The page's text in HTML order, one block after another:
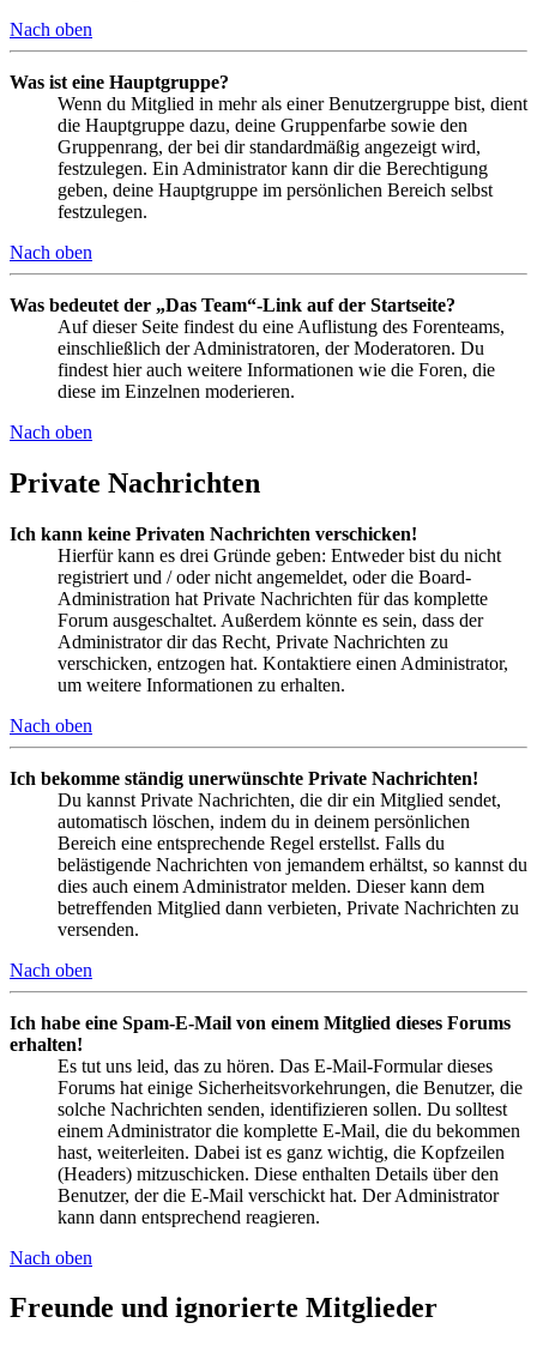
Nach oben
Was ist eine Hauptgruppe?
Wenn du Mitglied in mehr als einer Benutzergruppe bist, dient
die Hauptgruppe dazu, deine Gruppenfarbe sowie den
Gruppenrang, der bei dir standardmäßig angezeigt wird,
festzulegen. Ein Administrator kann dir die Berechtigung
geben, deine Hauptgruppe im persönlichen Bereich selbst
festzulegen.
Nach oben
Was bedeutet der „Das Team“-Link auf der Startseite?
Auf dieser Seite findest du eine Auflistung des Forenteams,
einschließlich der Administratoren, der Moderatoren. Du
findest hier auch weitere Informationen wie die Foren, die
diese im Einzelnen moderieren.
Nach oben
Private Nachrichten
Ich kann keine Privaten Nachrichten verschicken!
Hierfür kann es drei Gründe geben: Entweder bist du nicht
registriert und / oder nicht angemeldet, oder die Board-
Administration hat Private Nachrichten für das komplette
Forum ausgeschaltet. Außerdem könnte es sein, dass der
Administrator dir das Recht, Private Nachrichten zu
verschicken, entzogen hat. Kontaktiere einen Administrator,
um weitere Informationen zu erhalten.
Nach oben
Ich bekomme ständig unerwünschte Private Nachrichten!
Du kannst Private Nachrichten, die dir ein Mitglied sendet,
automatisch löschen, indem du in deinem persönlichen
Bereich eine entsprechende Regel erstellst. Falls du
belästigende Nachrichten von jemandem erhältst, so kannst du
dies auch einem Administrator melden. Dieser kann dem
betreffenden Mitglied dann verbieten, Private Nachrichten zu
versenden.
Nach oben
Ich habe eine Spam-E-Mail von einem Mitglied dieses Forums
erhalten!
Es tut uns leid, das zu hören. Das E-Mail-Formular dieses
Forums hat einige Sicherheitsvorkehrungen, die Benutzer, die
solche Nachrichten senden, identifizieren sollen. Du solltest
einem Administrator die komplette E-Mail, die du bekommen
hast, weiterleiten. Dabei ist es ganz wichtig, die Kopfzeilen
(Headers) mitzuschicken. Diese enthalten Details über den
Benutzer, der die E-Mail verschickt hat. Der Administrator
kann dann entsprechend reagieren.
Nach oben
Freunde und ignorierte Mitglieder